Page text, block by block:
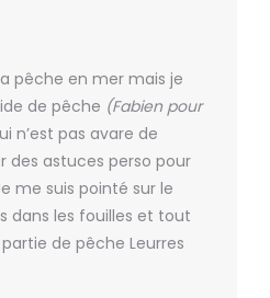
pêche en mer mais je
de pêche (Fabien pour
n’est pas avare de
des astuces perso pour
me suis pointé sur le
dans les fouilles et tout
de pêche Leurres